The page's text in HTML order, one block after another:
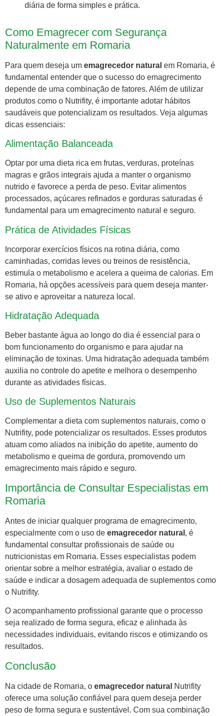
diária de forma simples e prática.
Como Emagrecer com Segurança
Naturalmente em Romaria
Para quem deseja um emagrecedor natural em Romaria, é
fundamental entender que o sucesso do emagrecimento
depende de uma combinação de fatores. Além de utilizar
produtos como o Nutrifity, é importante adotar hábitos
saudáveis que potencializam os resultados. Veja algumas
dicas essenciais:
Alimentação Balanceada
Optar por uma dieta rica em frutas, verduras, proteínas
magras e grãos integrais ajuda a manter o organismo
nutrido e favorece a perda de peso. Evitar alimentos
processados, açúcares refinados e gorduras saturadas é
fundamental para um emagrecimento natural e seguro.
Prática de Atividades Físicas
Incorporar exercícios físicos na rotina diária, como
caminhadas, corridas leves ou treinos de resistência,
estimula o metabolismo e acelera a queima de calorias. Em
Romaria, há opções acessíveis para quem deseja manter-
se ativo e aproveitar a natureza local.
Hidratação Adequada
Beber bastante água ao longo do dia é essencial para o
bom funcionamento do organismo e para ajudar na
eliminação de toxinas. Uma hidratação adequada também
auxilia no controle do apetite e melhora o desempenho
durante as atividades físicas.
Uso de Suplementos Naturais
Complementar a dieta com suplementos naturais, como o
Nutrifity, pode potencializar os resultados. Esses produtos
atuam como aliados na inibição do apetite, aumento do
metabolismo e queima de gordura, promovendo um
emagrecimento mais rápido e seguro.
Importância de Consultar Especialistas em
Romaria
Antes de iniciar qualquer programa de emagrecimento,
especialmente com o uso de emagrecedor natural , é
fundamental consultar profissionais de saúde ou
nutricionistas em Romaria. Esses especialistas podem
orientar sobre a melhor estratégia, avaliar o estado de
saúde e indicar a dosagem adequada de suplementos como
o Nutrifity.
O acompanhamento profissional garante que o processo
seja realizado de forma segura, eficaz e alinhada às
necessidades individuais, evitando riscos e otimizando os
resultados.
Conclusão
Na cidade de Romaria, o emagrecedor natural Nutrifity
oferece uma solução confiável para quem deseja perder
peso de forma segura e sustentável. Com sua combinação